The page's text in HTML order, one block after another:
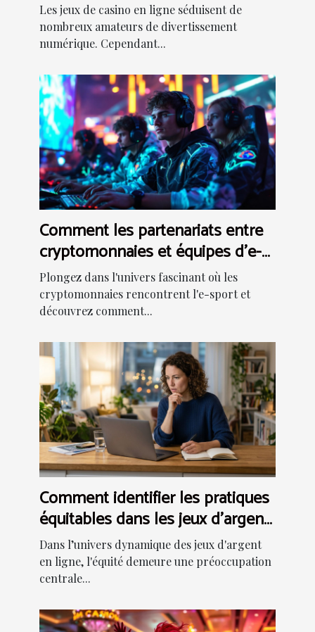
Les jeux de casino en ligne séduisent de
nombreux amateurs de divertissement
numérique. Cependant...
Comment les partenariats entre
cryptomonnaies et équipes d'e-
sport façonnent-ils l'avenir ?
Plongez dans l'univers fascinant où les
cryptomonnaies rencontrent l'e-sport et
découvrez comment...
Comment identifier les pratiques
équitables dans les jeux d'argent
en ligne ?
Dans l’univers dynamique des jeux d'argent
en ligne, l'équité demeure une préoccupation
centrale...